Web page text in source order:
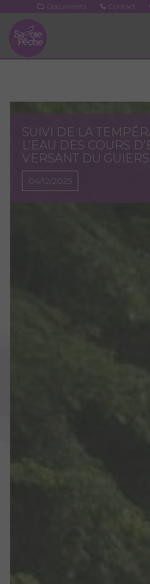
contenu
principal
Documents Contact
SUIVI DE LA
L’EAU DES COURS
VERSANT DU GUIERS
04/12/2025